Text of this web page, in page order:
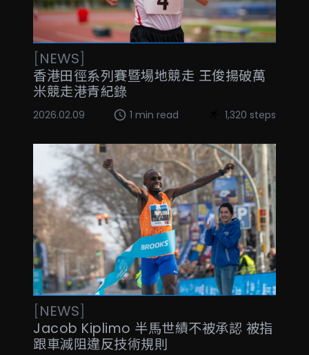
[NEWS]
香港田徑系列賽暨場地競走 王俊揚破萬
米競走港青紀錄
2026.02.09 1 min read 1,320 steps
[NEWS]
Jacob Kiplimo 半馬世績不被承認 被指
跟車減阻違反技術規則